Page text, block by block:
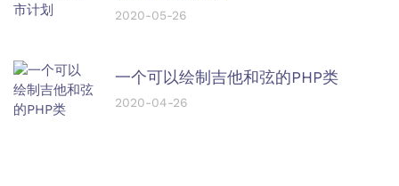
2020-05-26
一个可以绘制吉他和弦的PHP类
2020-04-26